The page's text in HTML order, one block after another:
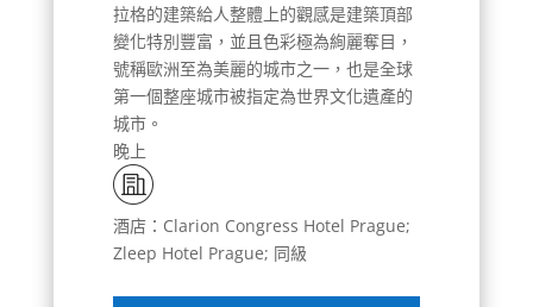
拉格的建築給人整體上的觀感是建築頂部
變化特別豐富，並且色彩極為絢麗奪目，
號稱歐洲至為美麗的城市之一，也是全球
第一個整座城市被指定為世界文化遺產的
城市。
晚上
酒店：Clarion Congress Hotel Prague;
Zleep Hotel Prague; 同級